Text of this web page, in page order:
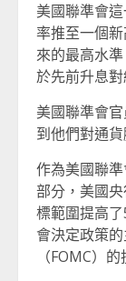
美國聯準會
率推至一個
來的最高水
於先前升息
美國聯準會
到他們對通
作為美國聯
部分，美國
標範圍提高
會決定政策
（FOMC）